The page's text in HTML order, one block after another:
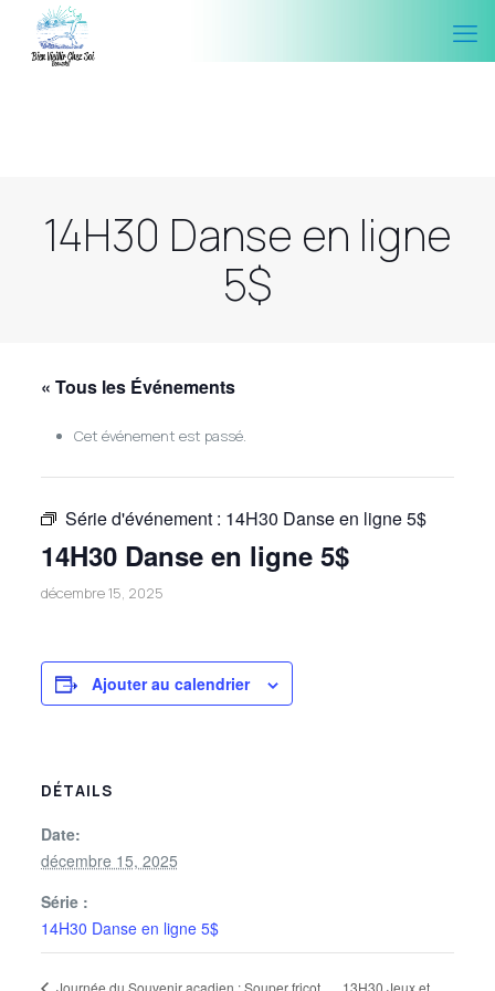
14H30 Danse en ligne
5$
« Tous les Événements
Cet événement est passé.
Série d'événement : 14H30 Danse en ligne 5$
14H30 Danse en ligne 5$
décembre 15, 2025
Ajouter au calendrier
DÉTAILS
Date:
décembre 15, 2025
Série :
14H30 Danse en ligne 5$
13H30 Jeux et